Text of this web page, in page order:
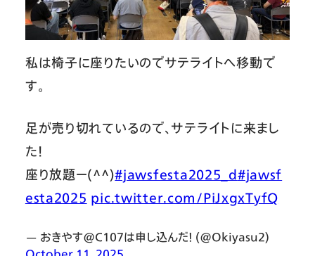
私は椅子に座りたいのでサテライトへ移動で
す。
足が売り切れているので、サテライトに来まし
た！
座り放題ー(^^)#jawsfesta2025_d#jawsf
esta2025 pic.twitter.com/PiJxgxTyfQ
— おきやす@C107は申し込んだ！ (@Okiyasu2)